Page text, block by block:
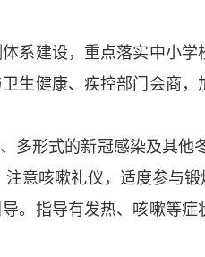
建设，重点落实中小学
生健康、疾控部门会商
形式的新冠感染及其他
意咳嗽礼仪，适度参与
。指导有发热、咳嗽等